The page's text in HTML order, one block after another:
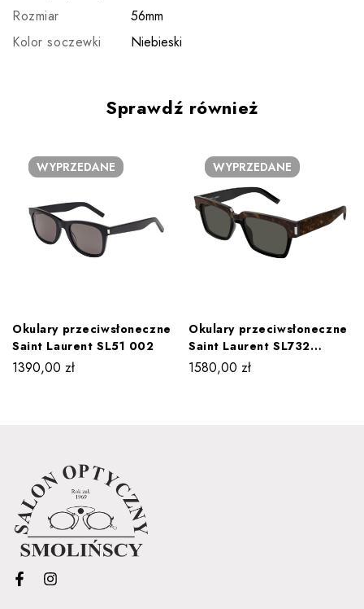
Rozmiar
56mm
Kolor soczewki
Niebieski
Sprawdź również
WYPRZEDANE
Okulary przeciwsłoneczne
Saint Laurent SL51 002
1390,00 zł
WYPRZEDANE
Okulary przeciwsłoneczne
Saint Laurent SL732
WADIM 003
1580,00 zł